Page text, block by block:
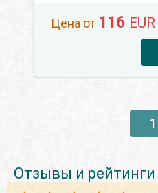
Цена от 116 EUR
1
Отзывы и рейтинги